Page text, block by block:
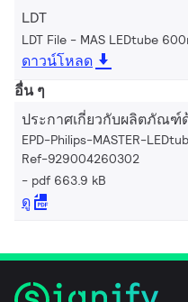
LDT
LDT File - MAS LEDtube
ดาวน์โหลด
อื่น ๆ
ประกาศเกี่ยวกับผลิตภัณฑ์
EPD-Philips-MASTER-
Ref-929004260302
pdf 663.9 kB
ดู